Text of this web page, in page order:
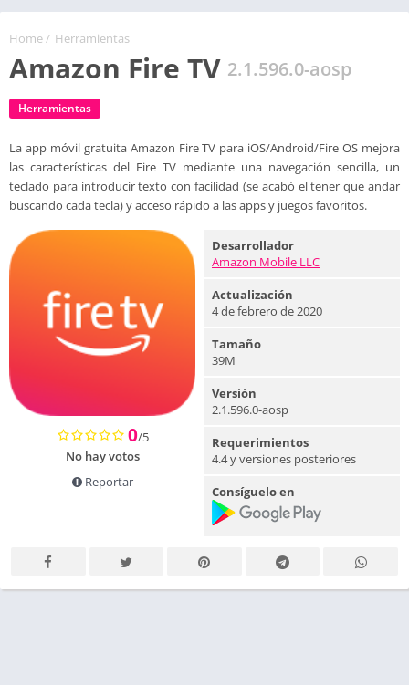
Home/ Herramientas
Amazon Fire TV 2.1.596.0-aosp
Herramientas
La app móvil gratuita Amazon Fire TV para iOS/Android/Fire OS mejora
las características del Fire TV mediante una navegación sencilla, un
teclado para introducir texto con facilidad (se acabó el tener que andar
buscando cada tecla) y acceso rápido a las apps y juegos favoritos.
0/5
No hay votos
Reportar
Desarrollador
Amazon Mobile LLC
Actualización
4 de febrero de 2020
Tamaño
39M
Versión
2.1.596.0-aosp
Requerimientos
4.4 y versiones posteriores
Consíguelo en